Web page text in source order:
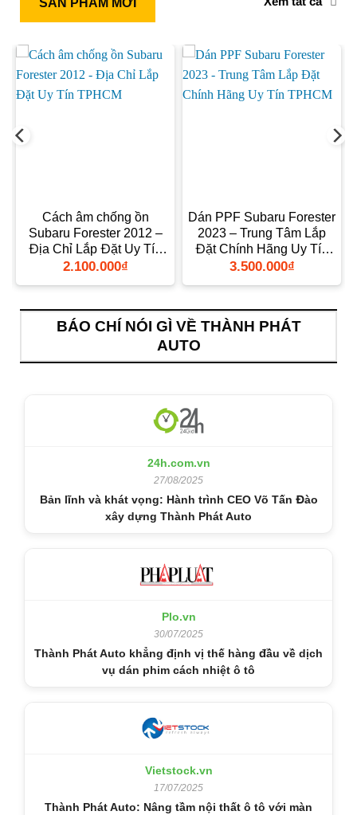
SẢN PHẨM MỚI
Cách âm chống ồn
Subaru Forester 2012 –
Địa Chỉ Lắp Đặt Uy Tín
TPHCM
2.100.000₫
Dán PPF Subaru Forester
2023 – Trung Tâm Lắp
Đặt Chính Hãng Uy Tín
TPHCM
3.500.000₫
BÁO CHÍ NÓI GÌ VỀ THÀNH PHÁT
AUTO
24h.com.vn
27/08/2025
Bản lĩnh và khát vọng: Hành trình CEO Võ Tấn Đào
xây dựng Thành Phát Auto
Plo.vn
30/07/2025
Thành Phát Auto khẳng định vị thế hàng đầu về dịch
vụ dán phim cách nhiệt ô tô
Vietstock.vn
17/07/2025
Thành Phát Auto: Nâng tầm nội thất ô tô với màn